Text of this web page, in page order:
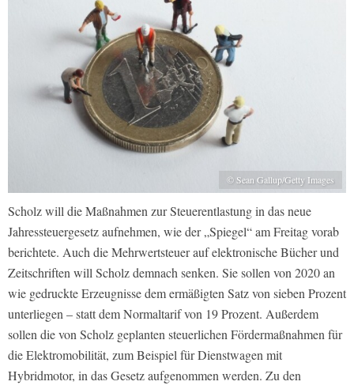
© Sean Gallup/Getty Images
Scholz will die Maßnahmen zur Steuerentlastung in das neue
Jahressteuergesetz aufnehmen, wie der „Spiegel“ am Freitag vorab
berichtete. Auch die Mehrwertsteuer auf elektronische Bücher und
Zeitschriften will Scholz demnach senken. Sie sollen von 2020 an
wie gedruckte Erzeugnisse dem ermäßigten Satz von sieben Prozent
unterliegen – statt dem Normaltarif von 19 Prozent. Außerdem
sollen die von Scholz geplanten steuerlichen Fördermaßnahmen für
die Elektromobilität, zum Beispiel für Dienstwagen mit
Hybridmotor, in das Gesetz aufgenommen werden. Zu den